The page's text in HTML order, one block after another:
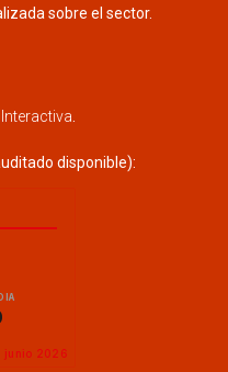
sobre el sector.
Interactiva
disponible):